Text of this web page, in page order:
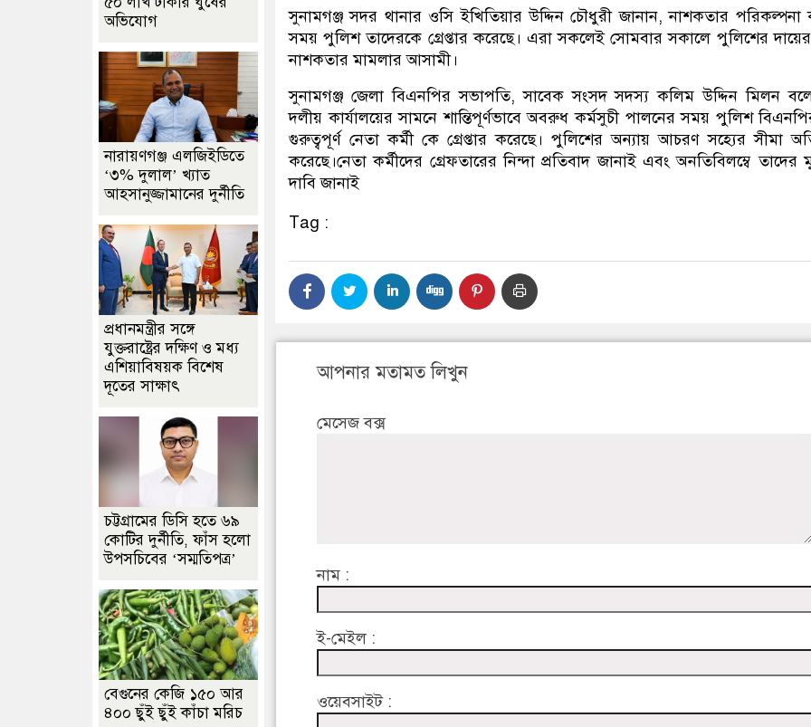
সুনামগঞ্জ সদর থানার ওসি ইখিতিয়ার উদ্দিন চৌধুরী জানান, নাশকতার পরিকল্পনা
সময় পুলিশ তাদেরকে গ্রেপ্তার করেছে। এরা সকলেই সোমবার সকালে পুলিশের
নাশকতার মামলার আসামী।
সুনামগঞ্জ জেলা বিএনপির সভাপতি, সাবেক সংসদ সদস্য কলিম উদ্দিন মিলন
দলীয় কার্যালয়ের সামনে শান্তিপূর্ণভাবে অবরুধ কর্মসুচী পালনের সময় পুলিশ
গুরুত্বপূর্ণ নেতা কর্মী কে গ্রেপ্তার করেছে। পুলিশের অন্যায় আচরণ সহ্যের সীমা
করেছে।নেতা কর্মীদের গ্রেফতারের নিন্দা প্রতিবাদ জানাই এবং অনতিবিলম্বে তাদের
দাবি জানাই
Tag :
আপনার মতামত লিখুন
মেসেজ বক্স
নাম :
ই-মেইল :
ওয়েবসাইট :
অভিযোগ
নারায়ণগঞ্জ এলজিইডিতে
‘৩% দুলাল’ খ্যাত
আহসানুজ্জামানের দুর্নীতি
প্রধানমন্ত্রীর সঙ্গে
যুক্তরাষ্ট্রের দক্ষিণ ও মধ্য
এশিয়াবিষয়ক বিশেষ
দূতের সাক্ষাৎ
চট্টগ্রামের ডিসি হতে ৬৯
কোটির দুর্নীতি, ফাঁস হলো
উপসচিবের ‘সম্মতিপত্র’
বেগুনের কেজি ১৫০ আর
৪০০ ছুঁই ছুঁই কাঁচা মরিচ